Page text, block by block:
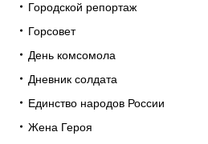
Городской репортаж
Горсовет
День комсомола
Дневник солдата
Единство народов России
Жена Героя